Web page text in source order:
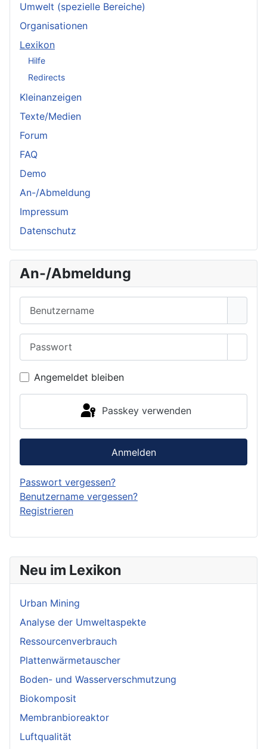
Neu im Lexikon
Urban Mining
Analyse der Umweltaspekte
Ressourcenverbrauch
Plattenwärmetauscher
Boden- und Wasserverschmutzung
Biokomposit
Membranbioreaktor
Luftqualität
Umwelt (spezielle Bereiche)
Organisationen
Lexikon
Hilfe
Redirects
Kleinanzeigen
Texte/Medien
Forum
FAQ
Demo
An-/Abmeldung
Impressum
Datenschutz
An-/Abmeldung
Angemeldet bleiben
Passkey verwenden
Anmelden
Passwort vergessen?
Benutzername vergessen?
Registrieren